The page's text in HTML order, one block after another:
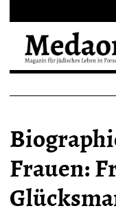
Frauen: